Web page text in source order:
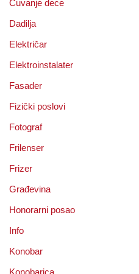
Čuvanje dece
Dadilja
Električar
Elektroinstalater
Fasader
Fizički poslovi
Fotograf
Frilenser
Frizer
Građevina
Honorarni posao
Info
Konobar
Konobarica